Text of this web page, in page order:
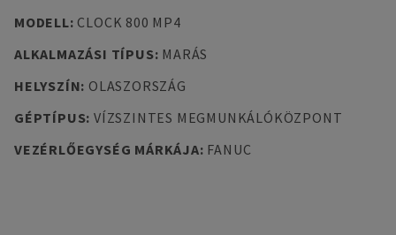
MODELL: CLOCK 800 MP4
ALKALMAZÁSI TÍPUS: MARÁS
HELYSZÍN: OLASZORSZÁG
GÉPTÍPUS: VÍZSZINTES MEGMUNKÁLÓKÖZPONT
VEZÉRLŐEGYSÉG MÁRKÁJA: FANUC